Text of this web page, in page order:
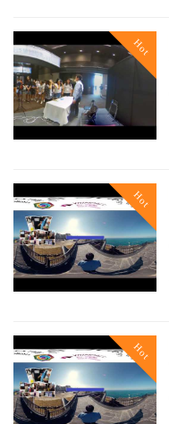
Hot
Hot
Hot